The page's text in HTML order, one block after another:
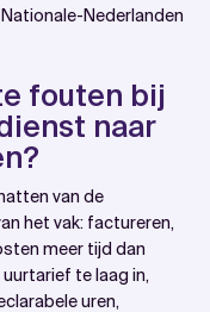
Nederlanden
fouten bij
naar
van de
het vak: factureren,
meer tijd dan
te laag in,
uren,